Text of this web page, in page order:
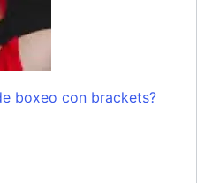
boxeo con brackets?